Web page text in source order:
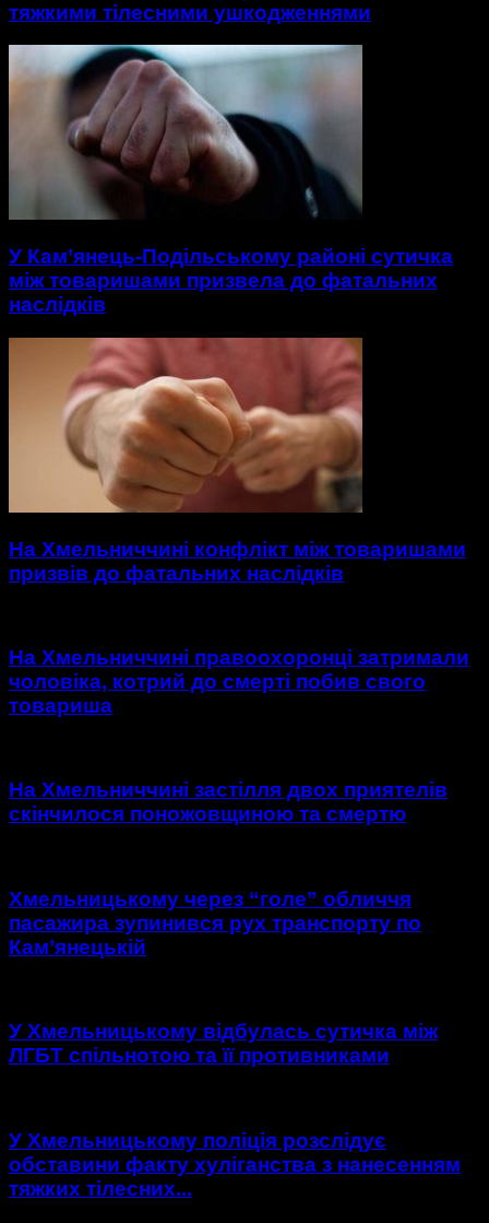
тяжкими тілесними ушкодженнями
У Кам’янець-Подільському районі сутичка
між товаришами призвела до фатальних
наслідків
На Хмельниччині конфлікт між товаришами
призвів до фатальних наслідків
На Хмельниччині правоохоронці затримали
чоловіка, котрий до смерті побив свого
товариша
На Хмельниччині застілля двох приятелів
скінчилося поножовщиною та смертю
Хмельницькому через “голе” обличчя
пасажира зупинився рух транспорту по
Кам’янецькій
У Хмельницькому відбулась сутичка між
ЛГБТ спільнотою та її противниками
У Хмельницькому поліція розслідує
обставини факту хуліганства з нанесенням
тяжких тілесних...